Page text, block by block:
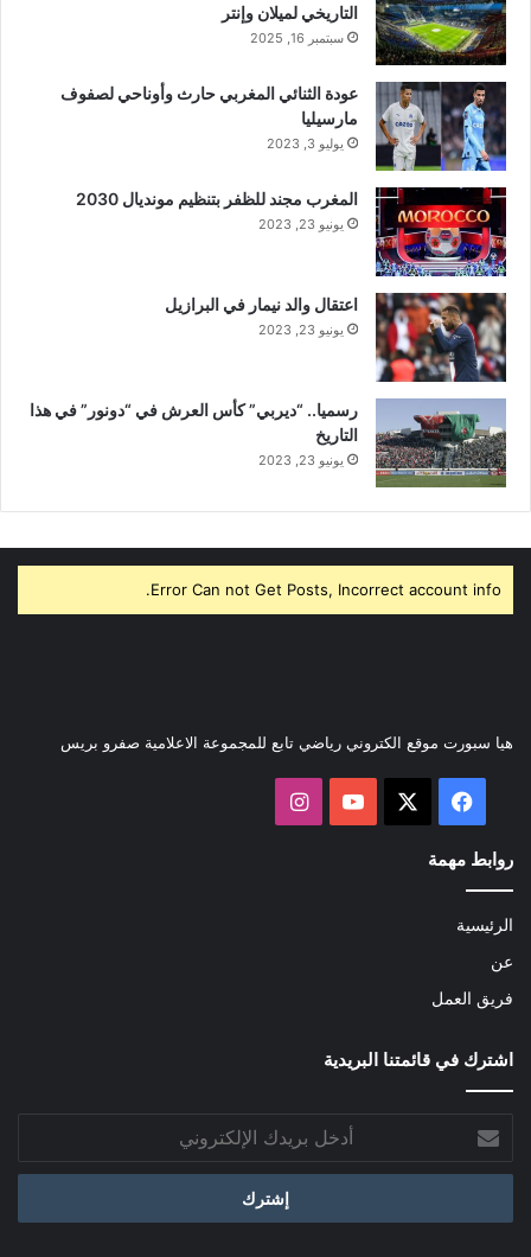
التاريخي لميلان وإنتر
سبتمبر 16, 2025
عودة الثنائي المغربي حارث وأوناحي لصفوف
مارسيليا
يوليو 3, 2023
المغرب مجند للظفر بتنظيم مونديال 2030
يونيو 23, 2023
اعتقال والد نيمار في البرازيل
يونيو 23, 2023
رسميا.. “ديربي” كأس العرش في “دونور” في هذا
التاريخ
يونيو 23, 2023
Error Can not Get Posts, Incorrect account info.
هيا سبورت موقع الكتروني رياضي تابع للمجموعة الاعلامية صفرو بريس
فيسبوك ‫YouTubeانستقرام
روابط مهمة
الرئيسية
عن
فريق العمل
اشترك في قائمتنا البريدية
بريدك
الإلكتروني